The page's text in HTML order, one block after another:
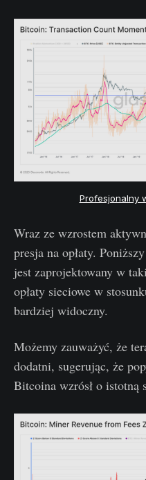
Profesjonalny
Wraz ze wzrostem
presja na opłaty.
jest zaprojektowany w
opłaty sieciowe w
bardziej widoczny.
Możemy zauważyć, że
dodatni, sugerując, że
Bitcoina wzrósł o istotną